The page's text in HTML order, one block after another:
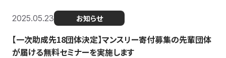
2025.05.23 お知らせ
【一次助成先18団体決定】マンスリー寄付募集の先輩団体
が届ける無料セミナーを実施します